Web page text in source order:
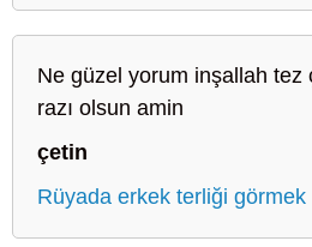
Ne güzel yorum inşallah tez
razı olsun amin
çetin
Rüyada erkek terliği görmek